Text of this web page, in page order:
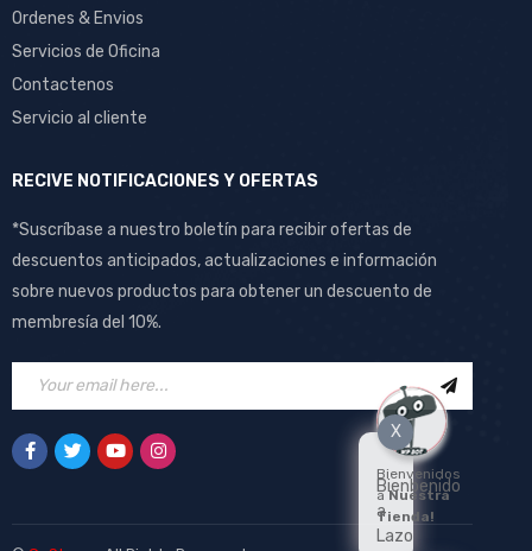
Ordenes & Envios
Servicios de Oficina
Contactenos
Servicio al cliente
RECIVE NOTIFICACIONES Y OFERTAS
*Suscríbase a nuestro boletín para recibir ofertas de
descuentos anticipados, actualizaciones e información
sobre nuevos productos para obtener un descuento de
membresía del 10%.
X
Bienvenidos
aNuestra
Tienda!
Bienbenido
a
Lazo